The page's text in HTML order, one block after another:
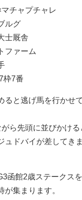
チャプチャレ
ルグ
士厩舎
ファーム
7番
ると逃げ馬を行かせ
ら先頭に並びかけ
ュドバイが差してき
函館2歳ステークス
が集まります。